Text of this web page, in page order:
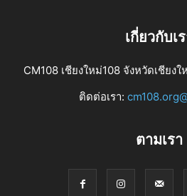
เกี่ยวกับเ
CM108 เชียงใหม่108 จังหวัดเชียง
ติดต่อเรา:
ตามเรา